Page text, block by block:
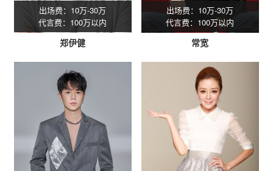
出场费：10万-30万
代言费：100万以内
郑伊健
出场费：10万-30万
代言费：100万以内
常宽